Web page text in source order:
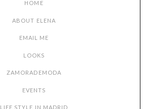
HOME
ABOUT ELENA
EMAIL ME
LOOKS
ZAMORADEMODA
EVENTS
LIFE STYLE IN MADRID